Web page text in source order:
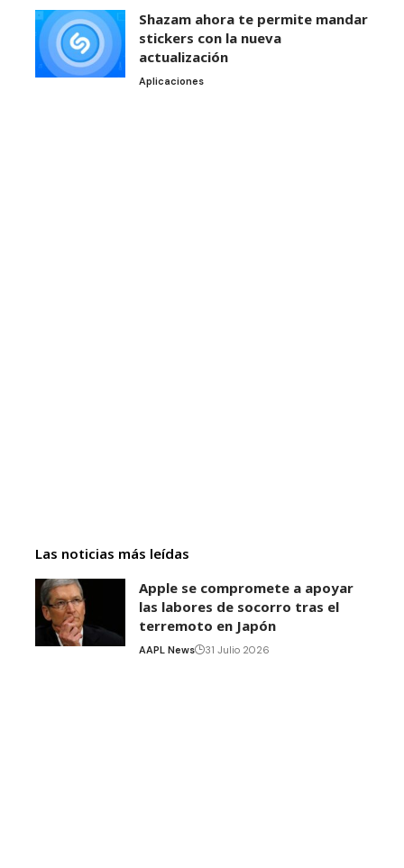
Shazam ahora te permite mandar
stickers con la nueva
actualización
Aplicaciones
Las noticias más leídas
Apple se compromete a apoyar
las labores de socorro tras el
terremoto en Japón
AAPL News 31 Julio 2026